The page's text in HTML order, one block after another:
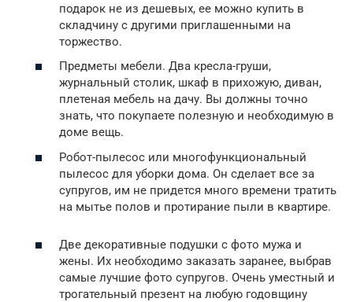
подарок не из дешевых, ее можно купить в
складчину с другими приглашенными на
торжество.
Предметы мебели. Два кресла-груши,
журнальный столик, шкаф в прихожую, диван,
плетеная мебель на дачу. Вы должны точно
знать, что покупаете полезную и необходимую в
доме вещь.
Робот-пылесос или многофункциональный
пылесос для уборки дома. Он сделает все за
супругов, им не придется много времени тратить
на мытье полов и протирание пыли в квартире.
Две декоративные подушки с фото мужа и
жены. Их необходимо заказать заранее, выбрав
самые лучшие фото супругов. Очень уместный и
трогательный презент на любую годовщину